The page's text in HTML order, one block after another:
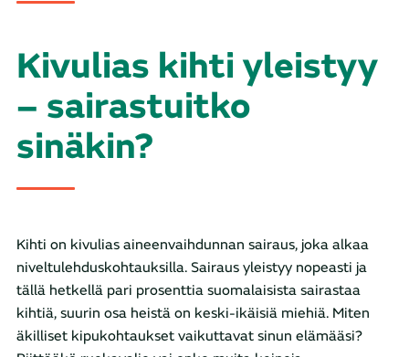
Kivulias kihti yleistyy
– sairastuitko
sinäkin?
Kihti on kivulias aineenvaihdunnan sairaus, joka alkaa
niveltulehduskohtauksilla. Sairaus yleistyy nopeasti ja
tällä hetkellä pari prosenttia suomalaisista sairastaa
kihtiä, suurin osa heistä on keski-ikäisiä miehiä. Miten
äkilliset kipukohtaukset vaikuttavat sinun elämääsi?